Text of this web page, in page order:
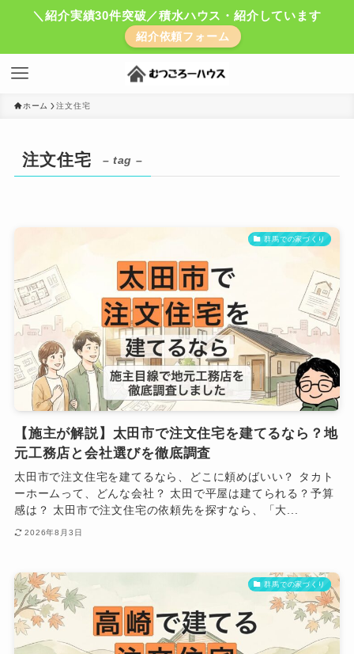
＼紹介実績30件突破／積水ハウス・紹介しています
紹介依頼フォーム
ホーム 注文住宅
注文住宅 – tag –
群馬での家づくり
【施主が解説】太田市で注文住宅を建てるなら？地
元工務店と会社選びを徹底調査
太田市で注文住宅を建てるなら、どこに頼めばいい？ タカト
ーホームって、どんな会社？ 太田で平屋は建てられる？予算
感は？ 太田市で注文住宅の依頼先を探すなら、「大...
2026年8月3日
群馬での家づくり